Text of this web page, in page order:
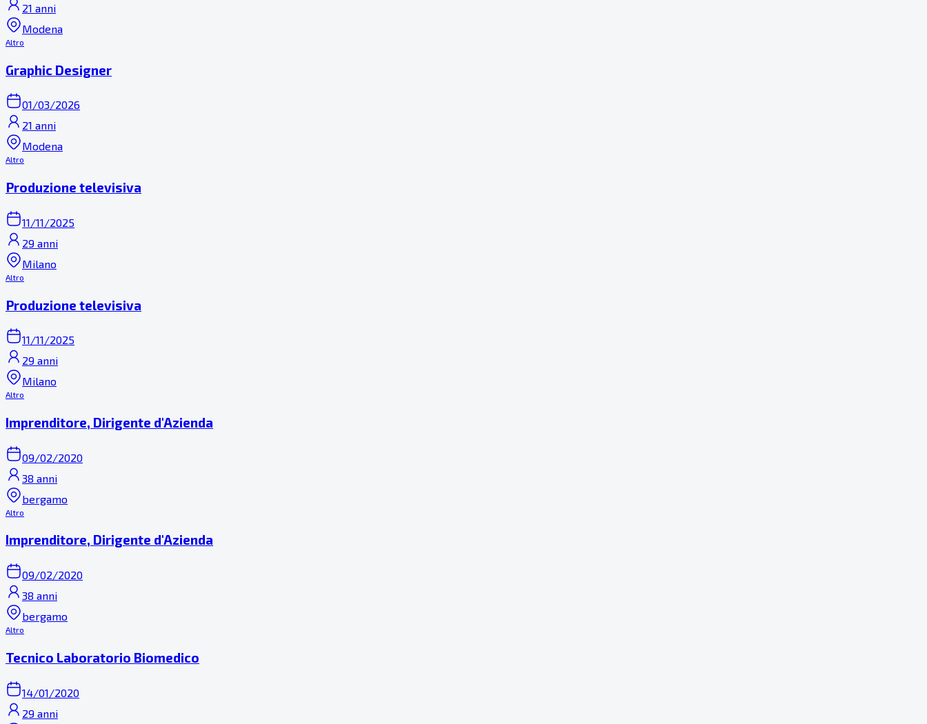
21 anni
Modena
Altro
Graphic Designer
01/03/2026
21 anni
Modena
Altro
Produzione televisiva
11/11/2025
29 anni
Milano
Altro
Produzione televisiva
11/11/2025
29 anni
Milano
Altro
Imprenditore, Dirigente d'Azienda
09/02/2020
38 anni
bergamo
Altro
Imprenditore, Dirigente d'Azienda
09/02/2020
38 anni
bergamo
Altro
Tecnico Laboratorio Biomedico
14/01/2020
29 anni